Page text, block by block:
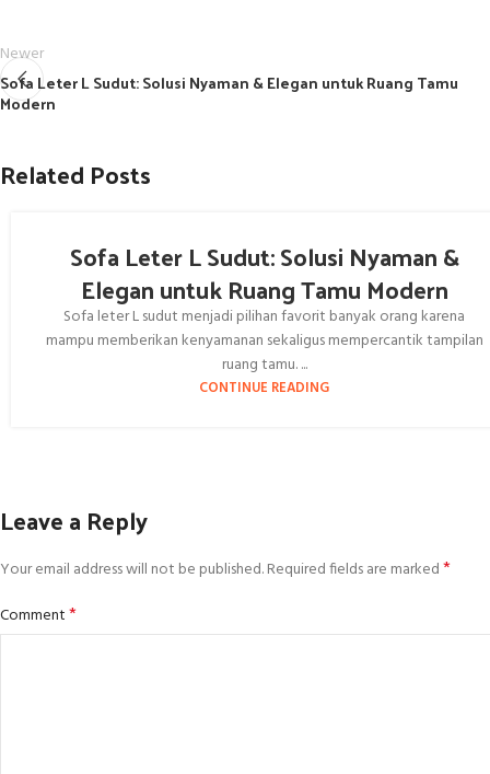
Newer
Sofa Leter L Sudut: Solusi Nyaman & Elegan untuk Ruang Tamu
Modern
Related Posts
Sofa Leter L Sudut: Solusi Nyaman &
Elegan untuk Ruang Tamu Modern
Sofa leter L sudut menjadi pilihan favorit banyak orang karena
mampu memberikan kenyamanan sekaligus mempercantik tampilan
ruang tamu. ...
CONTINUE READING
Leave a Reply
Your email address will not be published.Required fields are marked*
Comment*